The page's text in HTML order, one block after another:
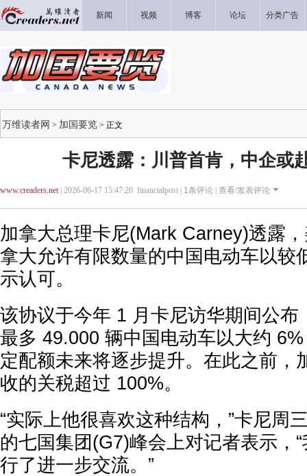
新闻 视频 博客 论坛 分类广告
万维读者网 > 加国要览 > 正文
卡尼透露：川普首肯，中企或
www.creaders.net| 2026-06-17 15:47:20 financialpost | 1条评论 | 查看/发表评论
加拿大总理卡尼(Mark Carney)透露
拿大允许有限数量的中国电动车以较
示认可。
该协议于今年 1 月卡尼访华期间公布
最多 49.000 辆中国电动车以大约
定配额未来将逐步提升。在此之前，
收的关税超过 100%。
“实际上他很喜欢这种结构，”卡尼周
的七国集团(G7)峰会上对记者表示，
行了进一步交流。”